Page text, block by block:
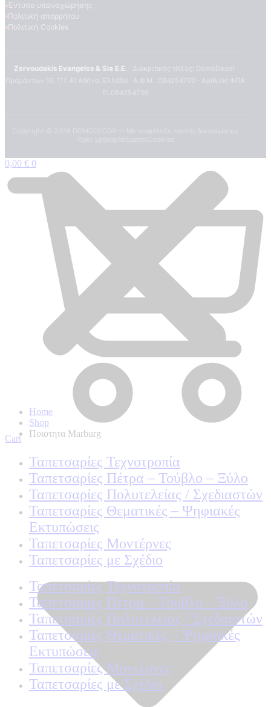
Home
Shop
Ποιοτητα Marburg
Έντυπο υπαναχώρησης
Πολιτική απορρήτου
Πολιτική Cookies
Zervoudakis Evangelos & Sia E.E.
0,00 € 0
Cart
Ταπετσαρίες Τεχνοτροπία
Ταπετσαρίες Πέτρα – Τούβλο – Ξύλο
Ταπετσαρίες Πολυτελείας / Σχεδιαστών
Ταπετσαρίες Θεματικές – Ψηφιακές
Εκτυπώσεις
Ταπετσαρίες Μοντέρνες
Ταπετσαρίες με Σχέδιο
Ταπετσαρίες Τεχνοτροπία
Ταπετσαρίες Πέτρα – Τούβλο – Ξύλο
Ταπετσαρίες Πολυτελείας / Σχεδιαστών
Ταπετσαρίες Θεματικές – Ψηφιακές
Εκτυπώσεις
Ταπετσαρίες Μοντέρνες
Ταπετσαρίες με Σχέδιο